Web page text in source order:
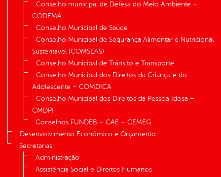
Conselho municipal de Defesa do Meio Ambiente –
CODEMA
Conselho Municipal de Saúde
Conselho Municipal de Segurança Alimentar e Nutricional
Sustentável (COMSEAS)
Conselho Municipal de Trânsito e Transporte
Conselho Municipal dos Direitos da Criança e do
Adolescente – COMDICA
Conselho Municipal dos Direitos da Pessoa Idosa –
CMDPI
Conselhos FUNDEB – CAE – CEMEG
Desenvolvimento Econômico e Orçamento
Secretarias
Administração
Assistência Social e Direitos Humanos